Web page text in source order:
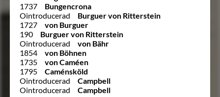
1737
Bungencrona
Ointroducerad
Burguer von Ritterstein
1727
von Burguer
190
Burguer von Ritterstein
Ointroducerad
von Bähr
1854
von Böhnen
1735
von Caméen
1795
Caménsköld
Ointroducerad
Campbell
Ointroducerad
Campbell